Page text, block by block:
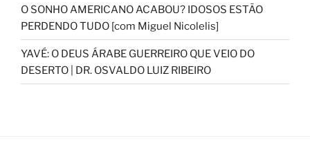
O SONHO AMERICANO ACABOU? IDOSOS ESTÃO
PERDENDO TUDO [com Miguel Nicolelis]
YAVÉ: O DEUS ÁRABE GUERREIRO QUE VEIO DO
DESERTO | DR. OSVALDO LUIZ RIBEIRO